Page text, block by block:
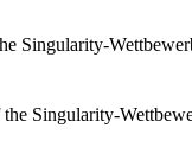
Singularity-
Singularity-